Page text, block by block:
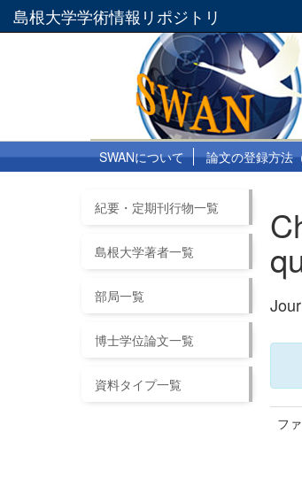
島根大学学術情報リポジトリ
SWANについて 論文の登録方法
紀要・定期刊行物一覧
島根大学著者一覧
部局一覧
博士学位論文一覧
資料タイプ一覧
フ